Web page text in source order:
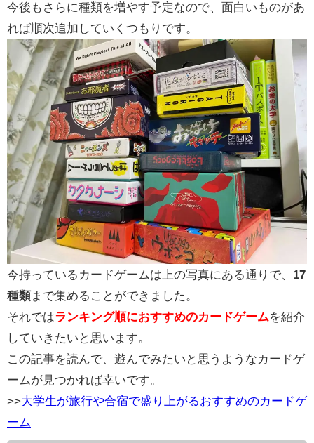
今後もさらに種類を増やす予定なので、面白いものがあ
れば順次追加していくつもりです。
今持っているカードゲームは上の写真にある通りで、 17
種類まで集めることができました。
それではランキング順におすすめのカードゲームを紹介
していきたいと思います。
この記事を読んで、遊んでみたいと思うようなカードゲ
ームが見つかれば幸いです。
>>大学生が旅行や合宿で盛り上がるおすすめのカードゲ
ーム